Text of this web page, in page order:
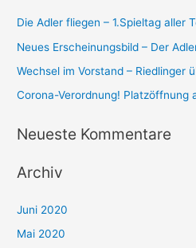
a
c
:
Die Adler fliegen – 1.Spieltag aller
Neues Erscheinungsbild – Der
Wechsel im Vorstand – Riedlinger
Corona-Verordnung! Platzöffnung
Neueste Kommentare
Archiv
Juni 2020
Mai 2020